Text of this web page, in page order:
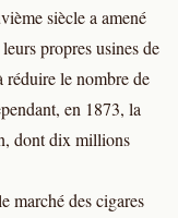
siècle a amené
propres usines de
réduire le nombre de
en 1873, la
dont dix millions
marché des cigares